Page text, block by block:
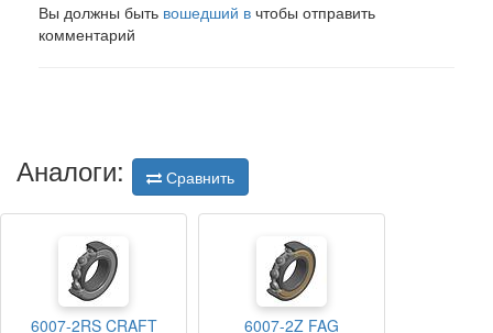
Вы должны быть вошедший в чтобы отправить
комментарий
Аналоги: Сравнить
6007-2RS CRAFT 6007-2Z FAG